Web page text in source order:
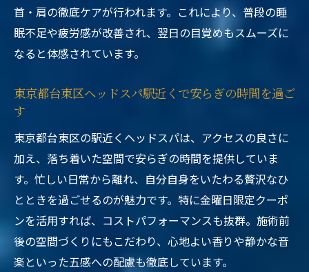
首・肩の徹底ケアが行われます。これにより、普段の睡
眠不足や疲労感が改善され、翌日の目覚めもスムーズに
なると体感されています。
東京都台東区ヘッドスパ駅近くで安らぎの時間を過ご
す
東京都台東区の駅近くヘッドスパは、アクセスの良さに
加え、落ち着いた空間で安らぎの時間を提供していま
す。忙しい日常から離れ、自分自身をいたわる贅沢なひ
とときを過ごせるのが魅力です。特に金曜日限定クーポ
ンを活用すれば、コストパフォーマンスも抜群。施術前
後の空間づくりにもこだわり、心地よい香りや静かな音
楽といった五感への配慮も徹底しています。